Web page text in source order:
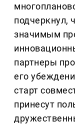
подчеркнул,
значимым
партнеры
его
старт
принесут